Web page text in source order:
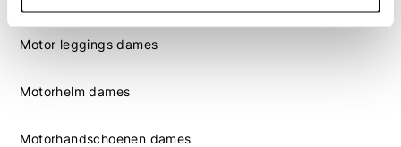
Motor leggings dames
Motorhelm dames
Motorhandschoenen dames